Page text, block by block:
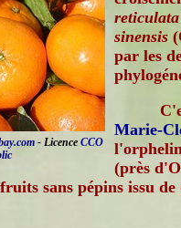
- Licence CCO
reticulata
sinensis
par les
Marie-
(près
sans pépins issu de